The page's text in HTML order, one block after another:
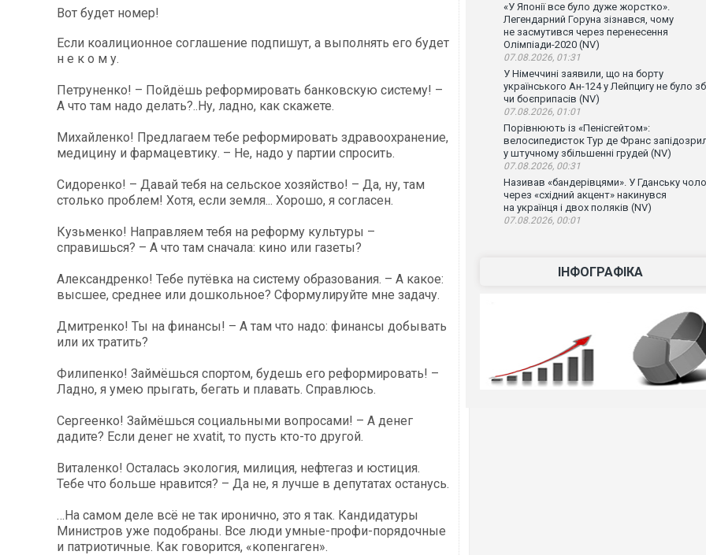
Вот будет номер!
Если коалиционное соглашение подпишут, а выполнять его будет
н е к о м у.
Петруненко! – Пойдёшь реформировать банковскую систему! –
А что там надо делать?..Ну, ладно, как скажете.
Михайленко! Предлагаем тебе реформировать здравоохранение,
медицину и фармацевтику. – Не, надо у партии спросить.
Сидоренко! – Давай тебя на сельское хозяйство! – Да, ну, там
столько проблем! Хотя, если земля... Хорошо, я согласен.
Кузьменко! Направляем тебя на реформу культуры –
справишься? – А что там сначала: кино или газеты?
Александренко! Тебе путёвка на систему образования. – А какое:
высшее, среднее или дошкольное? Сформулируйте мне задачу.
Дмитренко! Ты на финансы! – А там что надо: финансы добывать
или их тратить?
Филипенко! Займёшься спортом, будешь его реформировать! –
Ладно, я умею прыгать, бегать и плавать. Справлюсь.
Сергеенко! Займёшься социальными вопросами! – А денег
дадите? Если денег не xvatit, то пусть кто-то другой.
Виталенко! Осталась экология, милиция, нефтегаз и юстиция.
Тебе что больше нравится? – Да не, я лучше в депутатах останусь.
…На самом деле всё не так иронично, это я так. Кандидатуры
Министров уже подобраны. Все люди умные-профи-порядочные
и патриотичные. Как говорится, «копенгаген».
«У Японії все було дуже жорстко».
Легендарний Горуна зізнався, чому
не засмутився через перенесення
Олімпіади-2020 (NV)
07.08.2026, 01:31
У Німеччині заявили, що на борту
українського Ан-124 у Лейпцигу не було
чи боєприпасів (NV)
07.08.2026, 01:01
Порівнюють із «Пенісгейтом»:
велосипедисток Тур де Франс
у штучному збільшенні грудей (NV)
07.08.2026, 00:31
Називав «бандерівцями». У Гданську
через «східний акцент» накинувся
на українця і двох поляків (NV)
07.08.2026, 00:01
ІНФОГРАФІКА